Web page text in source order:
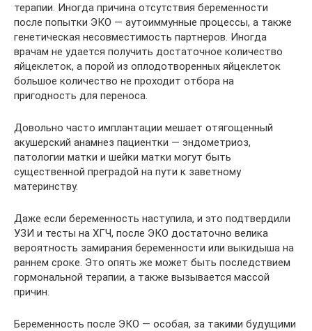
терапии. Иногда причина отсутствия беременности
после попытки ЭКО — аутоиммунные процессы, а также
генетическая несовместимость партнеров. Иногда
врачам не удается получить достаточное количество
яйцеклеток, а порой из оплодотворенных яйцеклеток
большое количество не проходит отбора на
пригодность для переноса.
Довольно часто имплантации мешает отягощенный
акушерский анамнез пациентки — эндометриоз,
патологии матки и шейки матки могут быть
существенной преградой на пути к заветному
материнству.
Даже если беременность наступила, и это подтвердили
УЗИ и тесты на ХГЧ, после ЭКО достаточно велика
вероятность замирания беременности или выкидыша на
раннем сроке. Это опять же может быть последствием
гормональной терапии, а также вызывается массой
причин.
Беременность после ЭКО — особая, за такими будущими